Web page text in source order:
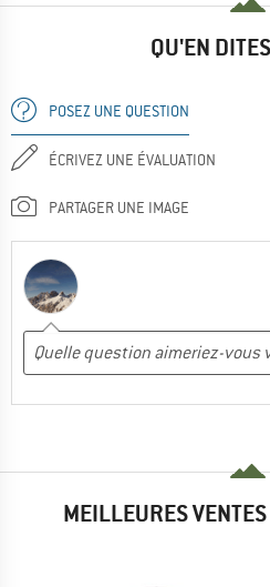
QU'EN
POSEZ UNE QUESTION
ÉCRIVEZ UNE ÉVALUATION
PARTAGER UNE IMAGE
MEILLEURES